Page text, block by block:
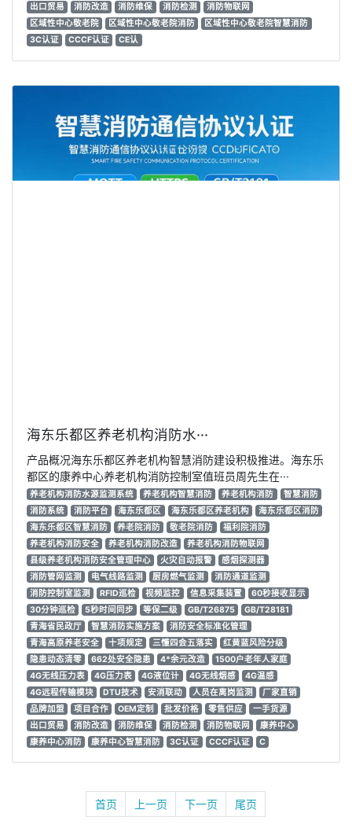
出口贸易
消防改造 消防维保 消防检测
消防物联网
区域性中心敬老院
区域性中心敬老院消防
区域性中心敬老院智慧消防
3C认证
CCCF认证 CE认
海东乐都区养老机构消防水···
产品概况海东乐都区养老机构智慧消防建设积极推进。海东乐
都区的康养中心养老机构消防控制室值班员周先生在···
养老机构消防水源监测系统 养老机构智慧消防 养老机构消防
智慧消防
消防系统
消防平台 海东乐都区 海东乐都区养老机构
海东乐都区消防
海东乐都区智慧消防
养老院消防 敬老院消防
福利院消防
养老机构消防安全
养老机构消防改造
养老机构消防物联网
县级养老机构消防安全管理中心
火灾自动报警
感烟探测器
消防管网监测
电气线路监测 厨房燃气监测
消防通道监测
消防控制室监测
RFID巡检 视频监控 信息采集装置
60秒接收显示
30分钟巡检
5秒时间同步 等保二级 GB/T26875
GB/T28181
青海省民政厅
智慧消防实施方案
消防安全标准化管理
青海高原养老安全
十项规定 三懂四会五落实
红黄蓝风险分级
隐患动态清零
662处安全隐患 4*余元改造
1500户老年人家庭
4G无线压力表
4G压力表 4G液位计 4G无线烟感
4G温感
4G远程传输模块
DTU技术 安消联动 人员在离岗监测
厂家直销
品牌加盟
项目合作 OEM定制 批发价格 零售供应
一手货源
出口贸易
消防改造 消防维保 消防检测 消防物联网
康养中心
康养中心消防
康养中心智慧消防 3C认证 CCCF认证 C
首页 上一页 下一页 尾页